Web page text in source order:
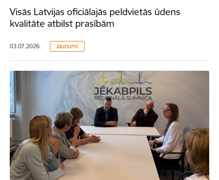
Visās Latvijas oficiālajās peldvietās ūdens
kvalitāte atbilst prasībām
03.07.2026. Jaunumi